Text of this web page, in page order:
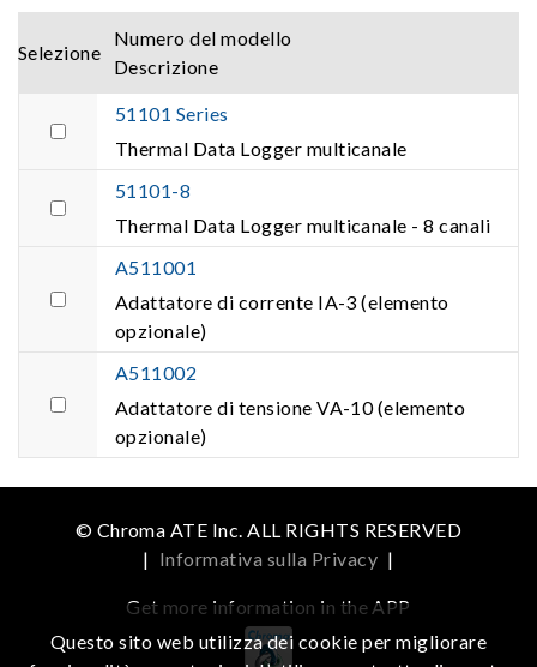
Selezione
Numero del modello
Descrizione
51101 Series
Thermal Data Logger multicanale
51101-8
Thermal Data Logger multicanale - 8 canali
A511001
Adattatore di corrente IA-3 (elemento
opzionale)
A511002
Adattatore di tensione VA-10 (elemento
opzionale)
© Chroma ATE Inc. ALL RIGHTS RESERVED
| Informativa sulla Privacy |
Get more information in the APP
Questo sito web utilizza dei cookie per migliorare